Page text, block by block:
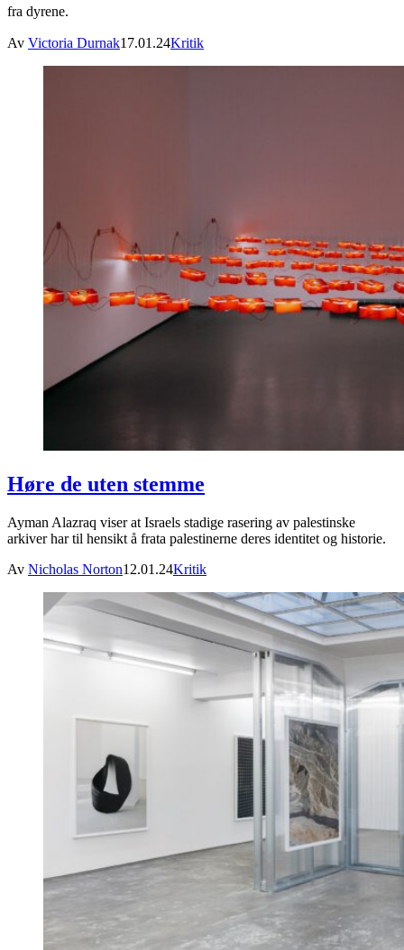
fra dyrene.
Av Victoria Durnak17.01.24Kritik
Høre de uten stemme
Ayman Alazraq viser at Israels stadige rasering av palestinske
arkiver har til hensikt å frata palestinerne deres identitet og historie.
Av Nicholas Norton12.01.24Kritik